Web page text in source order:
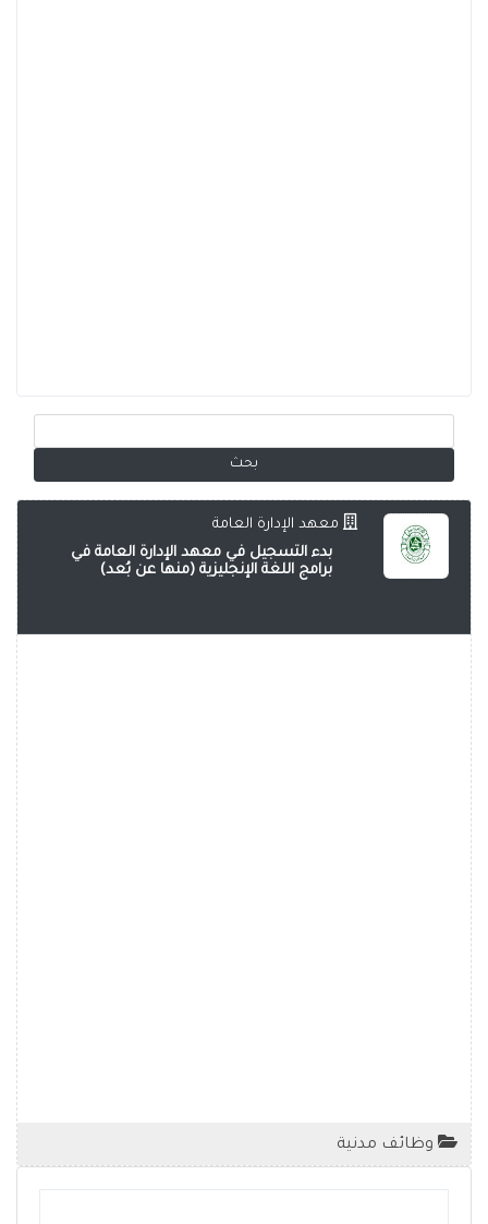
معهد الإدارة العامة
بدء التسجيل في معهد الإدارة العامة في
برامج اللغة الإنجليزية (منها عن بُعد)
وظائف مدنية